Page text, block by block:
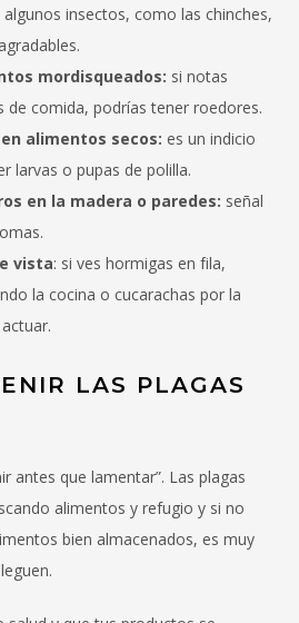
algunos insectos, como las chinches,
mordisqueados: si notas
de comida, podrías tener roedores.
alimentos secos: es un indicio
larvas o pupas de polilla.
en la madera o paredes: señal
vista: si ves hormigas en fila,
la cocina o cucarachas por la
LAS PLAGAS
antes que lamentar”. Las plagas
alimentos y refugio y si no
bien almacenados, es muy